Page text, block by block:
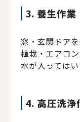
3.養生作業
窓・玄関ドア
植栽・エアコ
水が入っては
4. 高圧洗浄